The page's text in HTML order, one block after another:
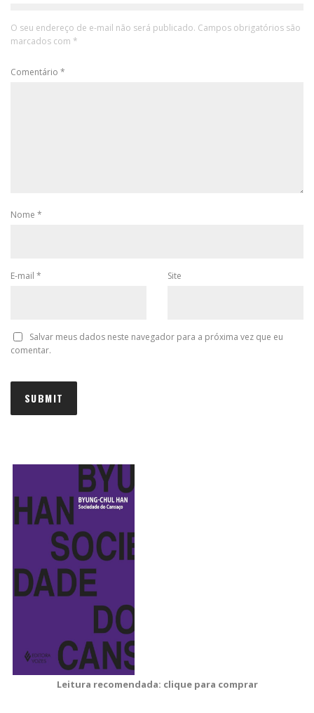
O seu endereço de e-mail não será publicado. Campos obrigatórios são
marcados com *
Comentário *
Nome *
E-mail * Site
Salvar meus dados neste navegador para a próxima vez que eu
comentar.
Leitura recomendada: clique para comprar